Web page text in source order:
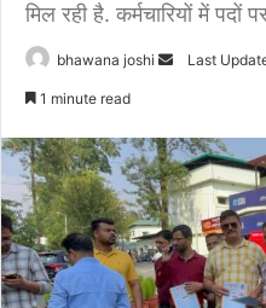
मिल रही है. कर्मचारियों में
bhawana joshi
Send
Last
1 minute read